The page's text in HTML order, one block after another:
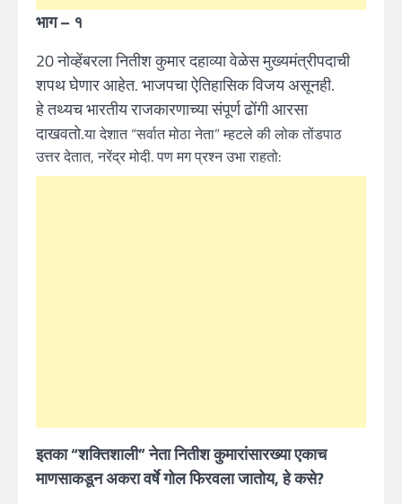
भाग – १
20 नोव्हेंबरला नितीश कुमार दहाव्या वेळेस मुख्यमंत्रीपदाची
शपथ घेणार आहेत. भाजपचा ऐतिहासिक विजय असूनही.
हे तथ्यच भारतीय राजकारणाच्या संपूर्ण ढोंगी आरसा
दाखवतो.या देशात “सर्वात मोठा नेता” म्हटले की लोक तोंडपाठ
उत्तर देतात, नरेंद्र मोदी. पण मग प्रश्न उभा राहतो:
इतका “शक्तिशाली” नेता नितीश कुमारांसारख्या एकाच
माणसाकडून अकरा वर्षे गोल फिरवला जातोय, हे कसे?